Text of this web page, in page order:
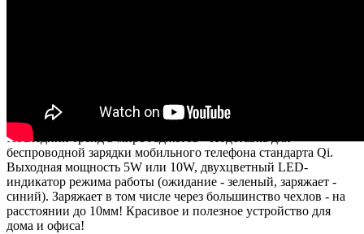
Страна производства: Китай
Запрос на просчет
Последний тренд в мире гаджетов - Подставка для
беспроводной зарядки мобильного телефона стандарта Qi.
Выходная мощность 5W или 10W, двухцветный LED-
индикатор режима работы (ожидание - зеленый, заряжает -
синий). Заряжает в том числе через большинство чехлов - на
расстоянии до 10мм! Красивое и полезное устройство для
дома и офиса!